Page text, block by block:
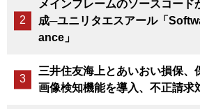
メインフレームのソースコード
成─ユニリタエスアール「
ance」
三井住友海上とあいおい損保、
画像検知機能を導入、不正請求